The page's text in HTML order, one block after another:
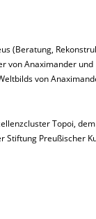
(Beratung,
Anaximander
von
Topoi,
Stiftung Preußischer